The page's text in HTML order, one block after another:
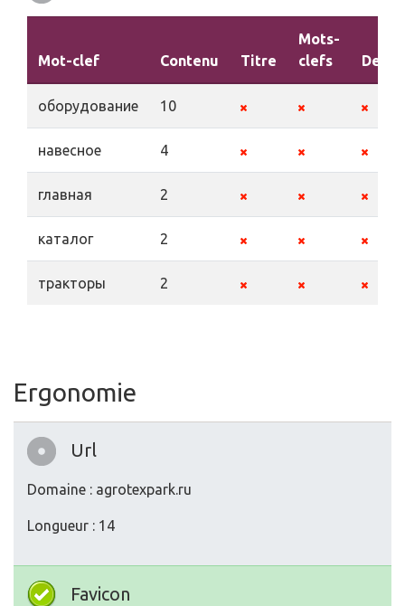
Mot-clef Contenu Titre
Mots-
clefs
оборудование 10
навесное 4
главная 2
каталог 2
тракторы 2
Ergonomie
Url
Domaine : agrotexpark.ru
Longueur : 14
Favicon